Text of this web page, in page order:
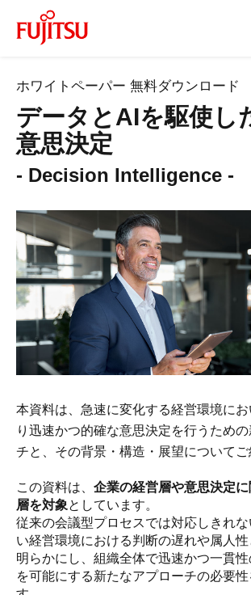
ホワイトペーパー 無料ダウンロード
データとAIを駆使し
意思決定
- Decision Intelligence -
本資料は、急速に変化する経営環境に
り迅速かつ的確な意思決定を行うため
チと、その背景・構造・展望についてご
この資料は、 企業の経営層や意思決定
層を対象としています。
従来の会議型プロセスでは対応しきれ
い経営環境における判断の遅れや属人
明らかにし、組織全体で迅速かつ一貫
を可能にする新たなアプローチの必要性